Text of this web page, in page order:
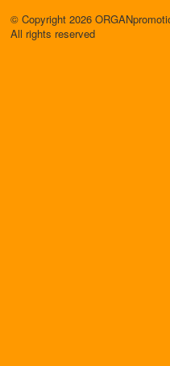
© Copyright 2026
All rights reserved